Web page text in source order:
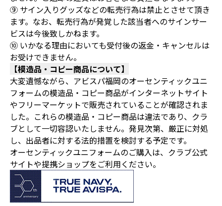
⑨ サイン入りグッズなどの転売行為は禁止とさせて頂き
ます。なお、転売行為が発覚した該当者へのサインサー
ビスは今後致しかねます。
⑩ いかなる理由においても受付後の返金・キャンセルは
お受けできません。
【模造品・コピー商品について】
大変遺憾ながら、アビスパ福岡のオーセンティックユニ
フォームの模造品・コピー商品がインターネットサイト
やフリーマーケットで販売されていることが確認されま
した。これらの模造品・コピー商品は違法であり、クラ
ブとして一切容認いたしません。発見次第、厳正に対処
し、出品者に対する法的措置を検討する予定です。
オーセンティックユニフォームのご購入は、クラブ公式
サイトや提携ショップをご利用ください。